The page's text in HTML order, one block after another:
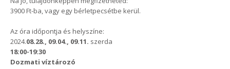
3900 Ft-ba, vagy egy bérletpecsétbe kerül.
Az óra időpontja és helyszíne:
2024.08.28., 09.04., 09.11. szerda
18:00-19:30
Dozmati víztározó